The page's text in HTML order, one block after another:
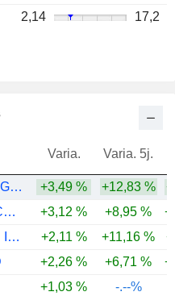
2,14 17,2
Varia. Varia. 5j.
BAIYIN NONFERROUS GROUP CO., LTD. +3,49 % +12,83 %
SOUTHERN COPPER CORPORATION
+3,12 % +8,95 %
FREEPORT-MCMORAN INC.
+2,11 % +11,16 %
+2,26 % +6,71 %
+1,03 %
-.--%